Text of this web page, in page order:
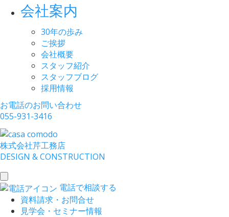
会社案内
30年の歩み
ご挨拶
会社概要
スタッフ紹介
スタッフブログ
採用情報
お電話のお問い合わせ
055-931-3416
株式会社芹工務店
DESIGN &CONSTRUCTION
toggle
navigation
電話で相談する
資料請求・お問合せ
見学会・セミナー情報